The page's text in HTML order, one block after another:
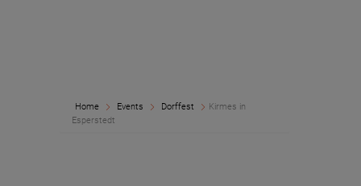
Home Events Dorffest
Kirmes in
Esperstedt